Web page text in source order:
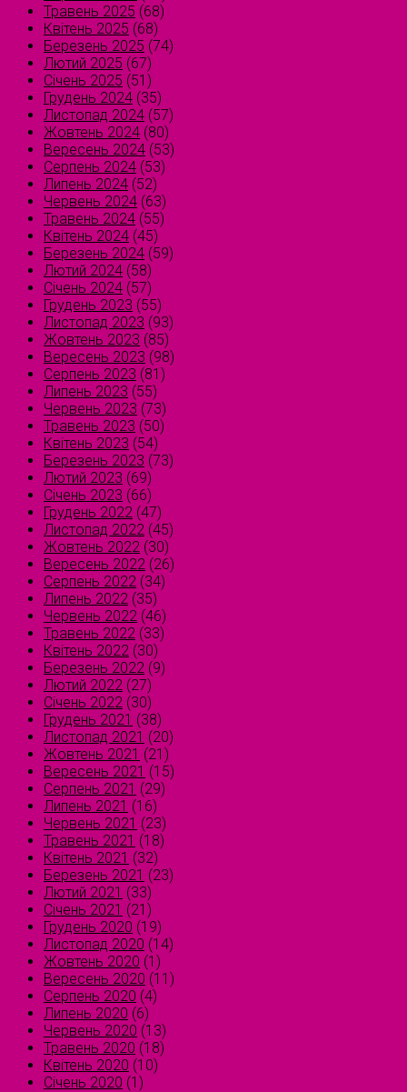
Травень 2025 (68)
Квітень 2025 (68)
Березень 2025 (74)
Лютий 2025 (67)
Січень 2025 (51)
Грудень 2024 (35)
Листопад 2024 (57)
Жовтень 2024 (80)
Вересень 2024 (53)
Серпень 2024 (53)
Липень 2024 (52)
Червень 2024 (63)
Травень 2024 (55)
Квітень 2024 (45)
Березень 2024 (59)
Лютий 2024 (58)
Січень 2024 (57)
Грудень 2023 (55)
Листопад 2023 (93)
Жовтень 2023 (85)
Вересень 2023 (98)
Серпень 2023 (81)
Липень 2023 (55)
Червень 2023 (73)
Травень 2023 (50)
Квітень 2023 (54)
Березень 2023 (73)
Лютий 2023 (69)
Січень 2023 (66)
Грудень 2022 (47)
Листопад 2022 (45)
Жовтень 2022 (30)
Вересень 2022 (26)
Серпень 2022 (34)
Липень 2022 (35)
Червень 2022 (46)
Травень 2022 (33)
Квітень 2022 (30)
Березень 2022 (9)
Лютий 2022 (27)
Січень 2022 (30)
Грудень 2021 (38)
Листопад 2021 (20)
Жовтень 2021 (21)
Вересень 2021 (15)
Серпень 2021 (29)
Липень 2021 (16)
Червень 2021 (23)
Травень 2021 (18)
Квітень 2021 (32)
Березень 2021 (23)
Лютий 2021 (33)
Січень 2021 (21)
Грудень 2020 (19)
Листопад 2020 (14)
Жовтень 2020 (1)
Вересень 2020 (11)
Серпень 2020 (4)
Липень 2020 (6)
Червень 2020 (13)
Травень 2020 (18)
Квітень 2020 (10)
Січень 2020 (1)